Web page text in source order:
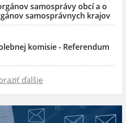
samosprávy obcí a o
samosprávnych krajov
komisie - Referendum
ďalšie